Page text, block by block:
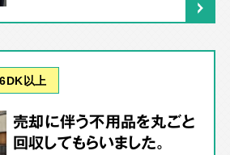
6DK以上
売却に伴う不用品を丸ごと
回収してもらいました。